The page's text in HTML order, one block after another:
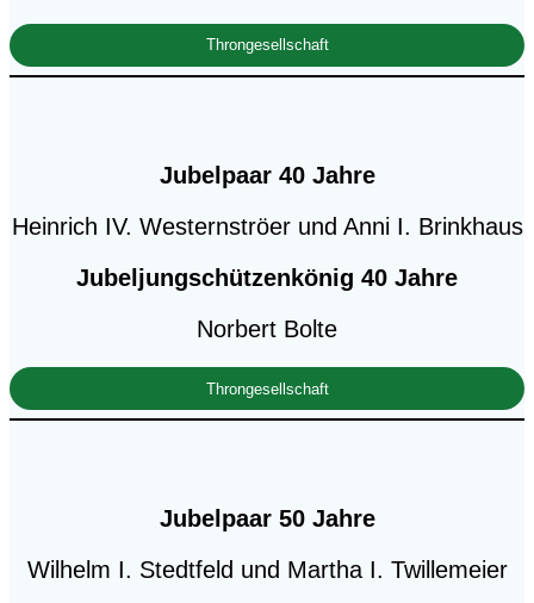
Throngesellschaft
Jubelpaar 40 Jahre
Heinrich IV. Westernströer und Anni I. Brinkhaus
Jubeljungschützenkönig 40 Jahre
Norbert Bolte
Throngesellschaft
Jubelpaar 50 Jahre
Wilhelm I. Stedtfeld und Martha I. Twillemeier